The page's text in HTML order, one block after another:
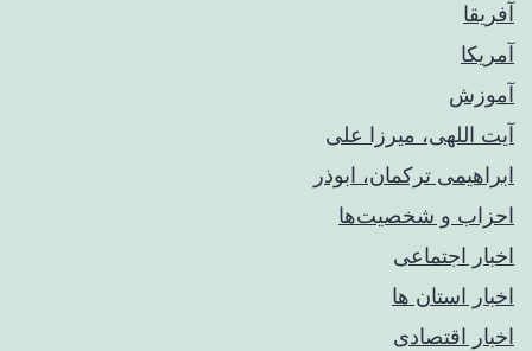
آفریقا
آمریکا
آموزش
آیت اللهی، میرزا علی
ابراهیمی ترکمان، ابوذر
احزاب و شخصیت‌ها
اخبار اجتماعی
اخبار استان ها
اخبار اقتصادی